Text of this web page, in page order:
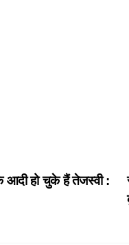
आदी हो चुके हैं तेजस्वी :